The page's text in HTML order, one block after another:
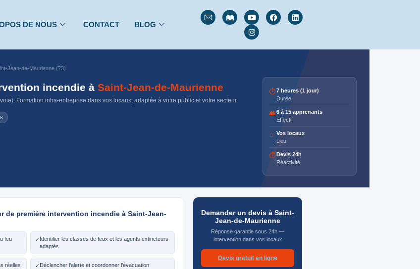
DE NOUS CONTACT BLOG
Jean-de-Maurienne (73)
incendie à Saint-Jean-de-Maurienne
Formation intra-entreprise dans vos locaux, adaptée à votre public et votre secteur.
⏱7 heures (1 jour)
Durée
👥6 à 15 apprenants
Effectif
⌂ Vos locaux
Lieu
⏱Devis 24h
Réactivité
de première intervention incendie à Saint-Jean-
feu ✓Identifier les classes de feux et les agents extincteurs
adaptés
réelles ✓Déclencher l’alerte et coordonner l’évacuation
Demander un devis à Saint-
Jean-de-Maurienne
Réponse garantie sous 24h —
intervention dans vos locaux
Devis gratuit en ligne